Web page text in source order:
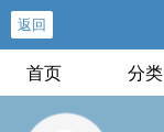
返回
首页 分类